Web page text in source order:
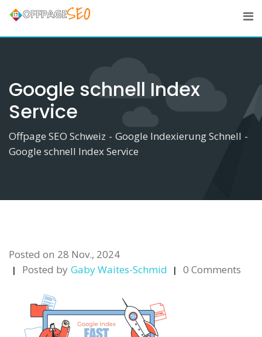
Skip
content
Google schnell Index
Service
Offpage SEO Schweiz - Google Indexierung Schnell -
Google schnell Index Service
Posted on 28 Nov., 2024
Posted by Gaby Waites-Schmid 0 Comments